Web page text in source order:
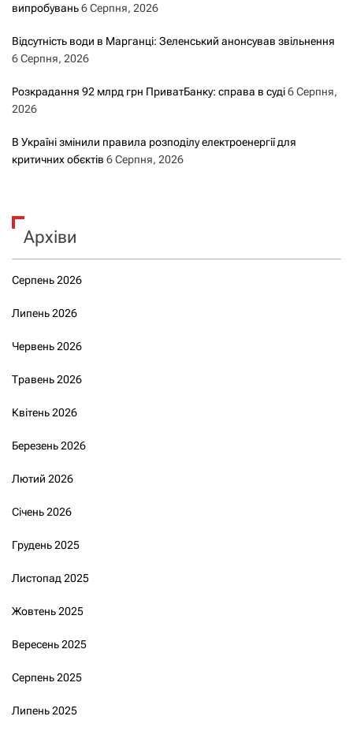
випробувань6 Серпня, 2026
Відсутність води в Марганці: Зеленський анонсував звільнення
6 Серпня, 2026
Розкрадання 92 млрд грн ПриватБанку: справа в суді6 Серпня,
2026
В Україні змінили правила розподілу електроенергії для
критичних обєктів 6 Серпня, 2026
Архіви
Серпень 2026
Липень 2026
Червень 2026
Травень 2026
Квітень 2026
Березень 2026
Лютий 2026
Січень 2026
Грудень 2025
Листопад 2025
Жовтень 2025
Вересень 2025
Серпень 2025
Липень 2025